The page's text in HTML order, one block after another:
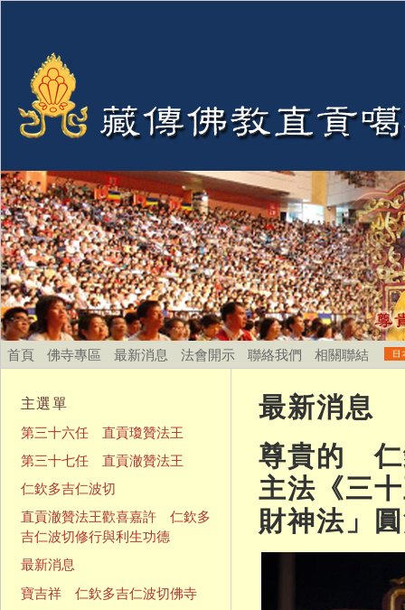
首頁 佛寺專區 最新消息 法會開示 聯絡我們 相關聯結
最新消息
尊貴的 仁
主法《三
財神法」
主選單
第三十六任 直貢瓊贊法王
第三十七任 直貢澈贊法王
仁欽多吉仁波切
直貢澈贊法王歡喜嘉許 仁欽多
吉仁波切修行與利生功德
最新消息
寶吉祥 仁欽多吉仁波切佛寺